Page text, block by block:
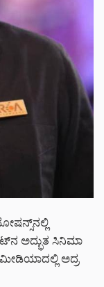
ಅದ್ಭುತ ಸಿನಿಮಾ
ಅದ್ರ